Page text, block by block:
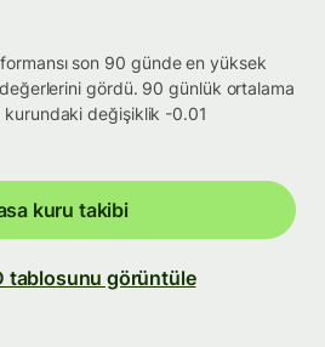
son 90 günde en yüksek
gördü. 90 günlük ortalama
değişiklik -0.01
kuru takibi
tablosunu görüntüle